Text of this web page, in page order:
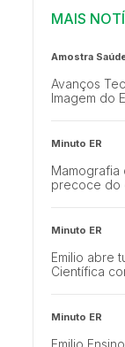
MAIS
Amostra
Avanços
Imagem do
Minuto ER
precoce do
Minuto ER
Emilio abre
Científica
Minuto ER